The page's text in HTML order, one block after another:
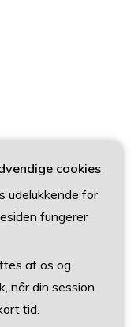
cookies
udelukkende for
fungerer
af os og
når din session
tid.